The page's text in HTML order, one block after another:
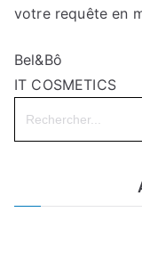
votre requête en
Bel&Bô
IT COSMETICS
Search
for: